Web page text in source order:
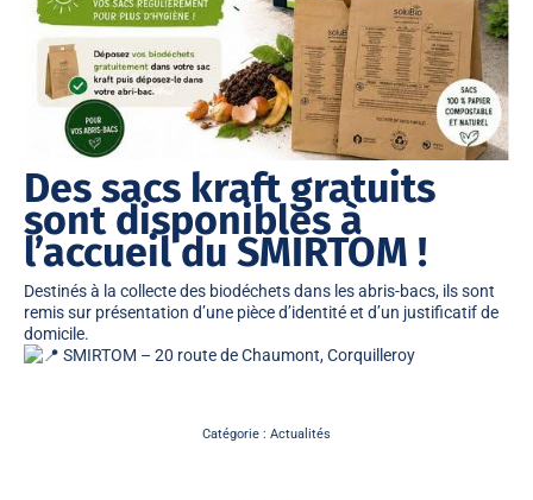
Des sacs kraft gratuits
sont disponibles à
l’accueil du SMIRTOM !
Destinés à la collecte des biodéchets dans les abris-bacs, ils sont
remis sur présentation d’une pièce d’identité et d’un justificatif de
domicile.
SMIRTOM – 20 route de Chaumont, Corquilleroy
Catégorie : Actualités